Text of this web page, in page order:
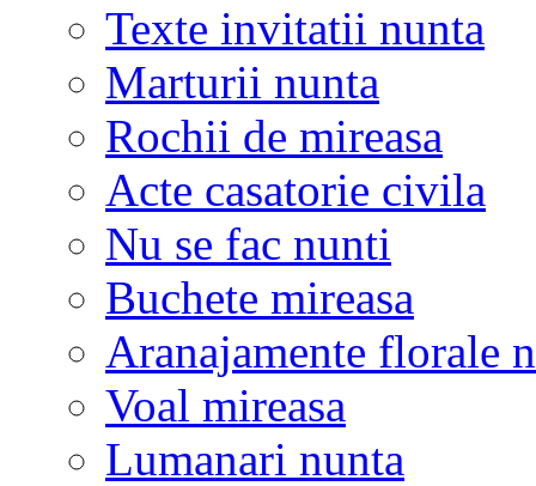
Texte invitatii nunta
Marturii nunta
Rochii de mireasa
Acte casatorie civila
Nu se fac nunti
Buchete mireasa
Aranajamente florale
Voal mireasa
Lumanari nunta